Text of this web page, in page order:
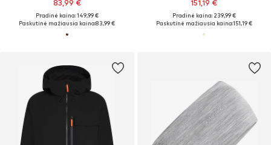
83,99 €
Pradinė kaina: 149,99 €
Paskutinė mažiausia kaina:83,99 €
151,19 €
Pradinė kaina: 239,99 €
Paskutinė mažiausia kaina:151,19 €